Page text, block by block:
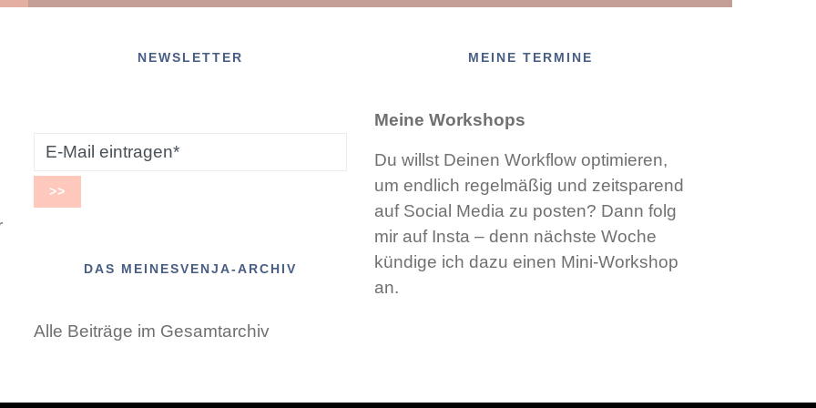
NEWSLETTER
DAS MEINESVENJA-ARCHIV
Alle Beiträge im Gesamtarchiv
MEINE TERMINE
Meine Workshops
Du willst Deinen Workflow optimieren,
um endlich regelmäßig und zeitsparend
auf Social Media zu posten? Dann folg
mir auf Insta – denn nächste Woche
kündige ich dazu einen Mini-Workshop
an.